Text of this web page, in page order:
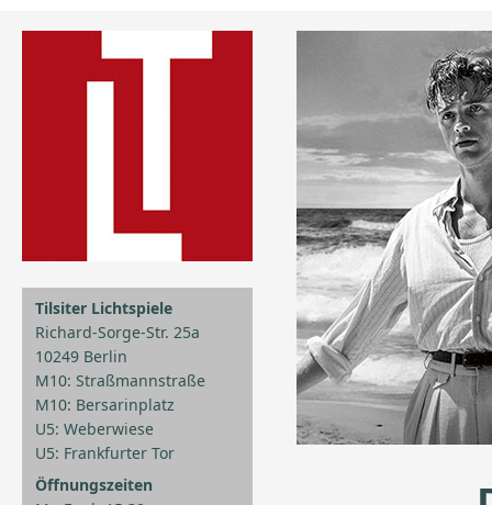
Tilsiter Lichtspiele
Richard-Sorge-Str. 25a
10249 Berlin
M10: Straßmannstraße
M10: Bersarinplatz
U5: Weberwiese
U5: Frankfurter Tor
Öffnungszeiten